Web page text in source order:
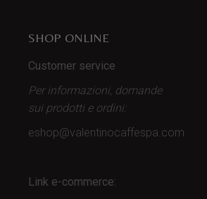
SHOP ONLINE
Customer service
Per informazioni, domande
sui prodotti e ordini:
eshop@valentinocaffespa.com
Link e-commerce: